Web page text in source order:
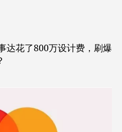
达花了800万设计费，刷爆